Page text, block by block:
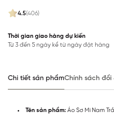
4.5(406)
Thời gian giao hàng dự kiến
Từ 3 đến 5 ngày kể từ ngày đặt hàng
Chi tiết sản phẩmChính sách đổi
Tên sản phẩm: Áo Sơ Mi Nam